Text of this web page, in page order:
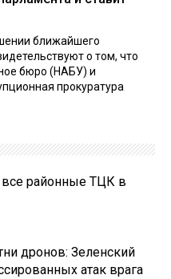
ближайшего
о том, что
бюро (НАБУ) и
прокуратура
все районные ТЦК в
дронов: Зеленский
атак врага